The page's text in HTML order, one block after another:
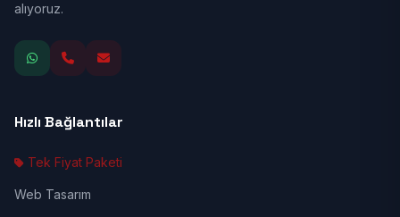
alıyoruz.
Hızlı Bağlantılar
Tek Fiyat Paketi
Web Tasarım